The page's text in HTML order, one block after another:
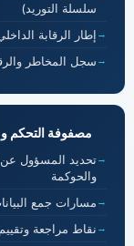
سلسلة التوريد)
إطار الرقابة
سجل المخاطر
مصفوفة التحكم
تحديد المسؤول عن
والحوكمة
مسارات جمع
نقاط مراجعة